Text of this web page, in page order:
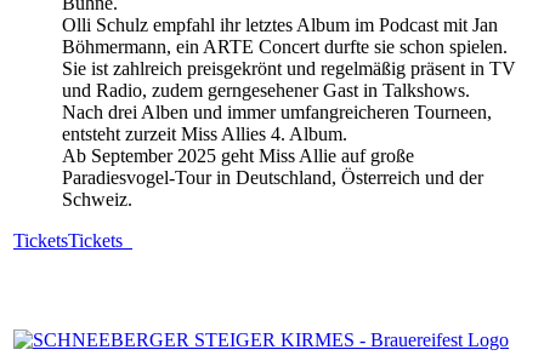
Olli Schulz empfahl ihr letztes Album im Podcast mit Jan
Böhmermann, ein ARTE Concert durfte sie schon spielen.
Sie ist zahlreich preisgekrönt und regelmäßig präsent in TV
und Radio, zudem gerngesehener Gast in Talkshows.
Nach drei Alben und immer umfangreicheren Tourneen,
entsteht zurzeit Miss Allies 4. Album.
Ab September 2025 geht Miss Allie auf große
Paradiesvogel-Tour in Deutschland, Österreich und der
Schweiz.
TicketsTickets